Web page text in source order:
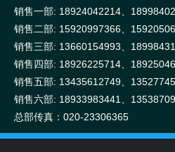
销售一部: 18924042214、
销售二部: 15920997366、
销售三部: 13660154993、
销售四部: 18926225714、
销售五部: 13435612749、
销售六部: 18933983441、
总部传真：020-23306365